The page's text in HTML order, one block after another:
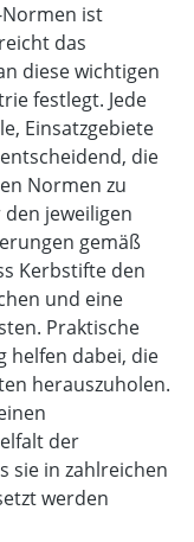
ist
das
diese wichtigen
festlegt. Jede
Einsatzgebiete
die
Normen zu
jeweiligen
gemäß
Kerbstifte den
und eine
Praktische
helfen dabei, die
herauszuholen.
der
sie in zahlreichen
werden